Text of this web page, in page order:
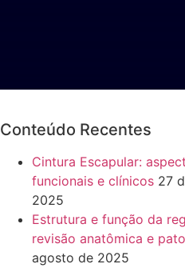
Conteúdo Recentes
Cintura Escapular:
funcionais e clínicos 27
2025
Estrutura e função da
revisão anatômica e
agosto de 2025